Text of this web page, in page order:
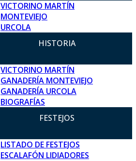
VICTORINO MARTÍN
MONTEVIEJO
URCOLA
HISTORIA
VICTORINO MARTÍN
GANADERÍA MONTEVIEJO
GANADERÍA URCOLA
BIOGRAFÍAS
FESTEJOS
LISTADO DE FESTEJOS
ESCALAFÓN LIDIADORES